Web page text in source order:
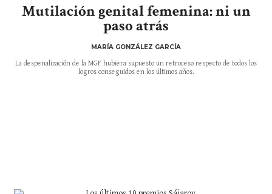
Mutilación genital femenina: ni un
paso atrás
MARÍA GONZÁLEZ GARCÍA
La despenalización de la MGF hubiera supuesto un retroceso respecto de todos los
logros conseguidos en los últimos años.